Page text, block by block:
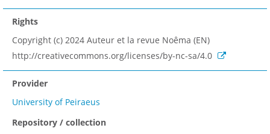
Rights
Copyright (c) 2024 Auteur et la revue Noêma (EN)
http://creativecommons.org/licenses/by-nc-sa/4.0
Provider
University of Peiraeus
Repository / collection